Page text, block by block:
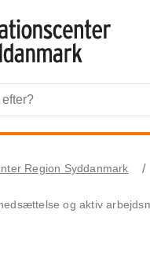
Region Syddanmark
og aktiv